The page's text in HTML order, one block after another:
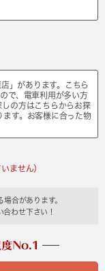
」があります。こちら
で、電車利用が多い方
の方はこちらからお探
ます。お客様に合った物
ません）
場合があります。
わせ下さい！